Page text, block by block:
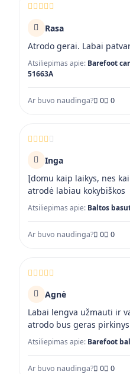
Rasa
Atrodo gerai. Labai
Atsiliepimas apie: Barefoot
51663A
Ar buvo naudinga? 0 0
Inga
Įdomu kaip laikys, nes
atrodė labiau kokybiškos
Atsiliepimas apie: Baltos
Ar buvo naudinga? 0 0
Agnė
Labai lengva užmauti ir
atrodo bus geras pirkinys
Atsiliepimas apie: Barefoot
Ar buvo naudinga? 0 0